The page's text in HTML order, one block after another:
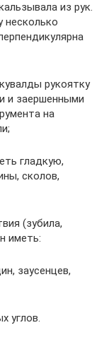
из рук.
несколько
рукоятку
и заершенными
на
гладкую,
сколов,
(зубила,
иметь:
заусенцев,
углов.